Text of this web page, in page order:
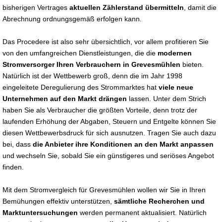
bisherigen Vertrages aktuellen Zählerstand übermitteln , damit die
Abrechnung ordnungsgemäß erfolgen kann.
Das Procedere ist also sehr übersichtlich, vor allem profitieren Sie
von den umfangreichen Dienstleistungen, die die modernen
Stromversorger Ihren Verbrauchern in Grevesmühlen bieten.
Natürlich ist der Wettbewerb groß, denn die im Jahr 1998
eingeleitete Deregulierung des Strommarktes hat viele neue
Unternehmen auf den Markt drängen lassen. Unter dem Strich
haben Sie als Verbraucher die größten Vorteile, denn trotz der
laufenden Erhöhung der Abgaben, Steuern und Entgelte können Sie
diesen Wettbewerbsdruck für sich ausnutzen. Tragen Sie auch dazu
bei, dass die Anbieter ihre Konditionen an den Markt anpassen
und wechseln Sie, sobald Sie ein günstigeres und seriöses Angebot
finden.
Mit dem Stromvergleich für Grevesmühlen wollen wir Sie in Ihren
Bemühungen effektiv unterstützen, sämtliche Recherchen und
Marktuntersuchungen werden permanent aktualisiert. Natürlich